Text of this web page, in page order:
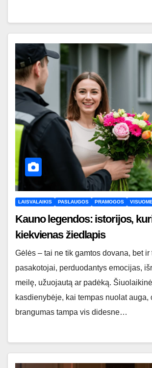
LAISVALAIKIS PASLAUGOS PRAMOGOS
Kauno legendos: istorijos,
kiekvienas žiedlapis
Gėlės – tai ne tik gamtos dovana, bet ir
pasakotojai, perduodantys emocijas,
meilę, užuojautą ar padėką.
kasdienybėje, kai tempas nuolat auga,
brangumas tampa vis didesne…